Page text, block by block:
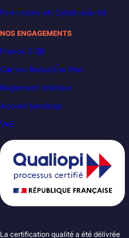
Formations en Cybersécurité
NOS ENGAGEMENTS
France 2030
Carbon Reduction Plan
Règlement intérieur
Accueil handicap
VAE
La certification qualité a été délivrée